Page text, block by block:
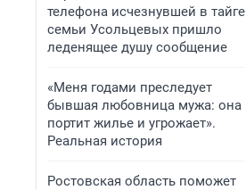
телефона исчезнувшей в тайге
семьи Усольцевых пришло
леденящее душу сообщение
«Меня годами преследует
бывшая любовница мужа: она
портит жилье и угрожает».
Реальная история
Ростовская область поможет